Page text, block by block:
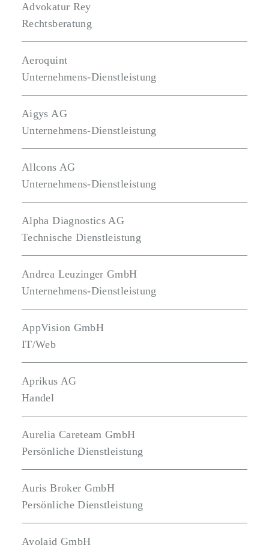
Advokatur Rey
Rechtsberatung
Aeroquint
Unternehmens-Dienstleistung
Aigys AG
Unternehmens-Dienstleistung
Allcons AG
Unternehmens-Dienstleistung
Alpha Diagnostics AG
Technische Dienstleistung
Andrea Leuzinger GmbH
Unternehmens-Dienstleistung
AppVision GmbH
IT/Web
Aprikus AG
Handel
Aurelia Careteam GmbH
Persönliche Dienstleistung
Auris Broker GmbH
Persönliche Dienstleistung
Avolaid GmbH